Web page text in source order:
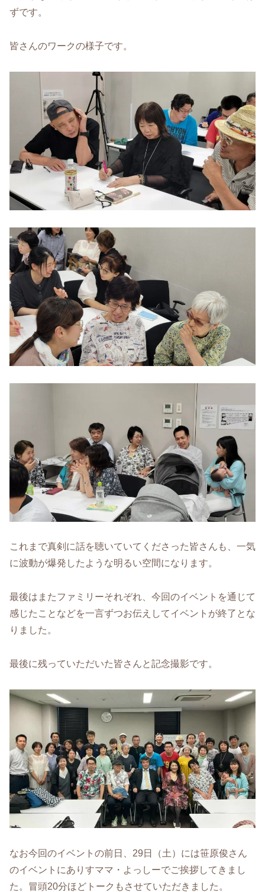
ずです。
皆さんのワークの様子です。
これまで真剣に話を聴いていてくださった皆さんも、一気
に波動が爆発したような明るい空間になります。
最後はまたファミリーそれぞれ、今回のイベントを通じて
感じたことなどを一言ずつお伝えしてイベントが終了とな
りました。
最後に残っていただいた皆さんと記念撮影です。
なお今回のイベントの前日、29日（土）には笹原俊さん
のイベントにありすママ・よっしーでご挨拶してきまし
た。冒頭20分ほどトークもさせていただきました。